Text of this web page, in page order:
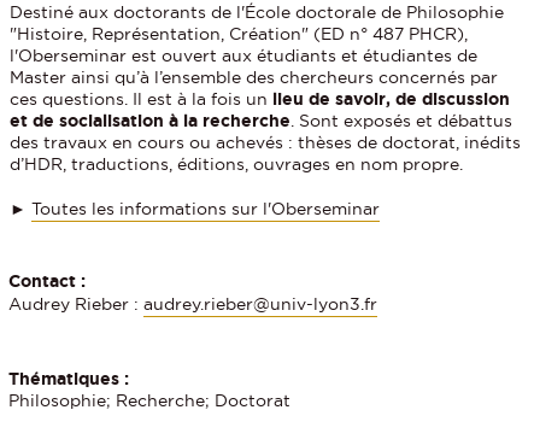
Destiné aux doctorants de l'École doctorale de Philosophie
"Histoire, Représentation, Création" (ED n° 487 PHCR),
l'Oberseminar est ouvert aux étudiants et étudiantes de
Master ainsi qu’à l’ensemble des chercheurs concernés par
ces questions. Il est à la fois un lieu de savoir, de discussion
et de socialisation à la recherche . Sont exposés et débattus
des travaux en cours ou achevés : thèses de doctorat, inédits
d’HDR, traductions, éditions, ouvrages en nom propre.
►Toutes les informations sur l'Oberseminar
Contact :
Audrey Rieber : audrey.rieber@univ-lyon3.fr
Thématiques :
Philosophie; Recherche; Doctorat